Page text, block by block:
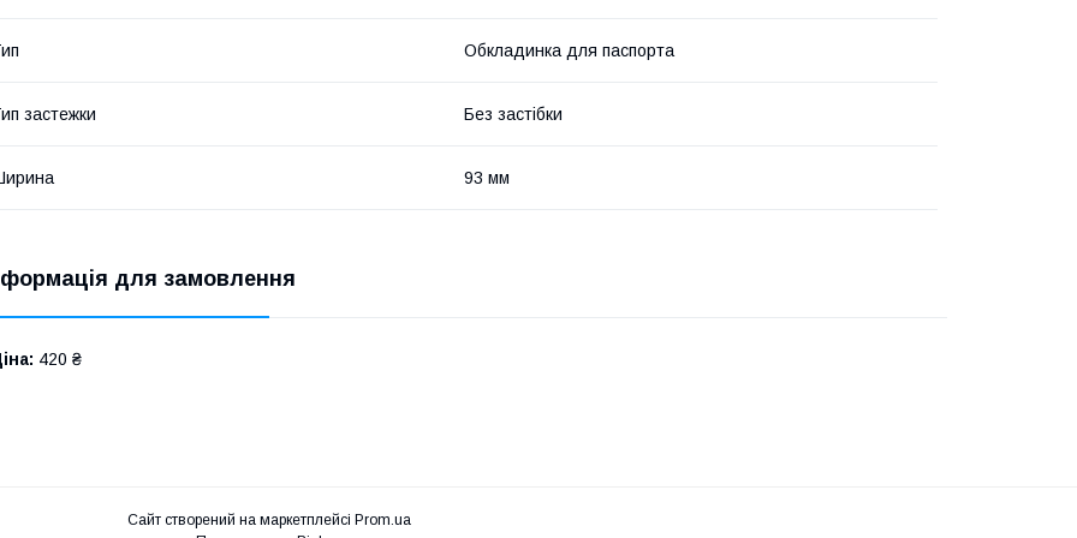
Обкладинка для паспорта
застежки Без застібки
93 мм
для замовлення
420 ₴
Сайт створений на маркетплейсі Prom.ua